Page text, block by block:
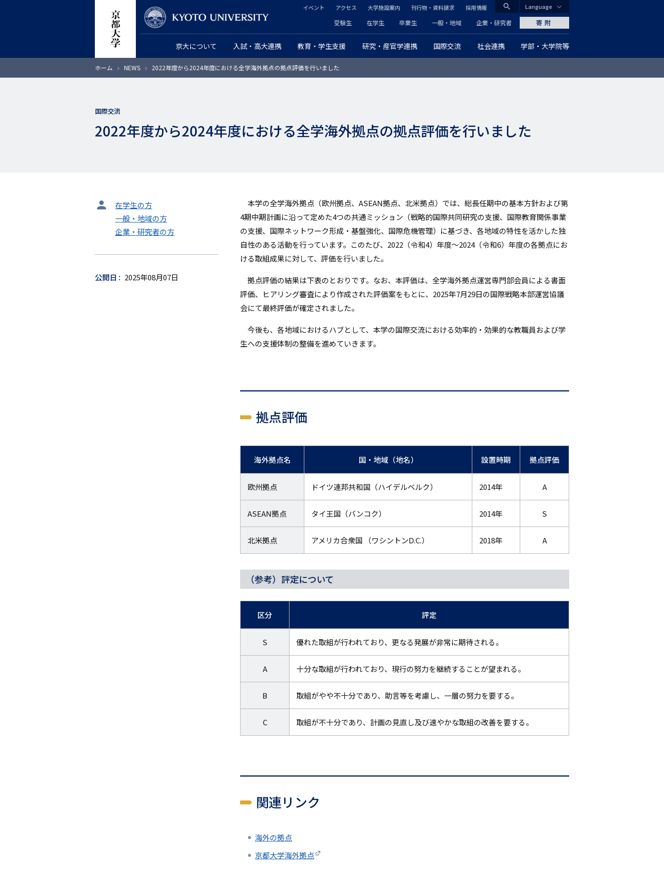
ン
CLOSE
search
グ
ロ
京大について 入試・高大連携 教育・学生支援 研究・産官学連携 国際交流 社会連携 学部・大学院等
ヘ
ッ
ダ
ラ
リ
ー
リ
ン
ク
受験生 在学生 卒業生 一般・地域 企業・研究者
ッ
ダ
ー
カ
ン
ー
リ
ン
ク
イベント アクセス 大学施設案内 刊行物・資料請求 採用情報
寄附
Language
ホーム NEWS 2022年度から2024年度における全学海外拠点の拠点評価を行いました
国際交流
2022年度から2024年度における全学海外拠点の拠点評価を行いました
タ
在学生の方
一般・地域の方
企業・研究者の方
公開日 2025年08月07日
本学の全学海外拠点（欧州拠点、ASEAN拠点、北米拠点）では、総長任期中の基本方針および第
4期中期計画に沿って定めた4つの共通ミッション（戦略的国際共同研究の支援、国際教育関係事業
の支援、国際ネットワーク形成・基盤強化、国際危機管理）に基づき、各地域の特性を活かした独
自性のある活動を行っています。このたび、2022（令和4）年度～2024（令和6）年度の各拠点にお
ける取組成果に対して、評価を行いました。
拠点評価の結果は下表のとおりです。なお、本評価は、全学海外拠点運営専門部会員による書面
評価、ヒアリング審査により作成された評価案をもとに、2025年7月29日の国際戦略本部運営協議
会にて最終評価が確定されました。
今後も、各地域におけるハブとして、本学の国際交流における効率的・効果的な教職員および学
生への支援体制の整備を進めていきます。
拠点評価
海外拠点名 国・地域（地名） 設置時期 拠点評価
欧州拠点 ドイツ連邦共和国（ハイデルベルク） 2014年 A
ASEAN拠点 タイ王国（バンコク） 2014年 S
北米拠点 アメリカ合衆国 （ワシントンD.C.） 2018年 A
（参考）評定について
区分 評定
S 優れた取組が行われており、更なる発展が非常に期待される。
A 十分な取組が行われており、現行の努力を継続することが望まれる。
B 取組がやや不十分であり、助言等を考慮し、一層の努力を要する。
C 取組が不十分であり、計画の見直し及び速やかな取組の改善を要する。
関連リンク
海外の拠点
京都大学海外拠点